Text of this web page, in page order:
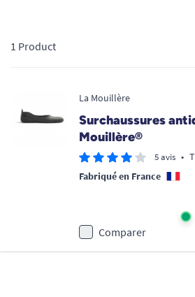
1 Product
La Mouillère
Surchaussures
Mouillère®
5 avis •
Fabriqué en France
Comparer